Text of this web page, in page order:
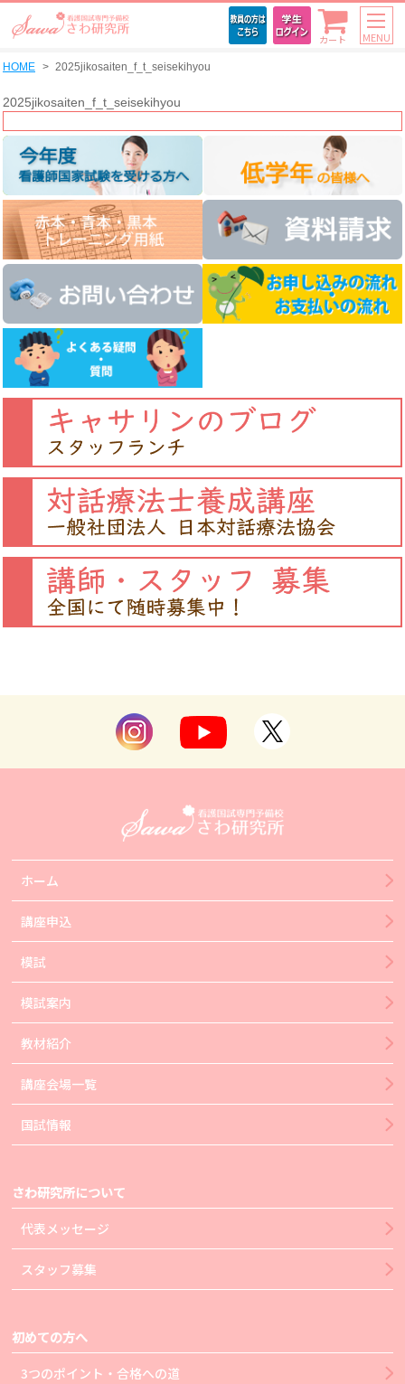
カート MENU
HOME 2025jikosaiten_f_t_seisekihyou
2025jikosaiten_f_t_seisekihyou
ホーム
講座申込
模試
模試案内
教材紹介
講座会場一覧
国試情報
さわ研究所について
代表メッセージ
スタッフ募集
初めての方へ
3つのポイント・合格への道